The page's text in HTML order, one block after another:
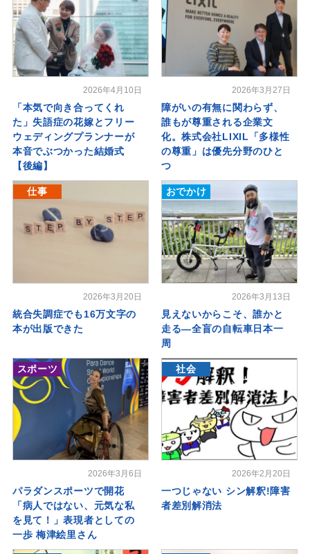
2026年4月10日
「本気で向き合ってくれ
た」失語症の花嫁とフリー
ウェディングプランナーが
本音でぶつかった結婚式
【後編】
2026年3月27日
障がいの有無に関わらず、
誰もが尊重される企業文
化。株式会社LIXIL「多様性
の尊重」は優先分野のひと
つ
仕事
2026年3月20日
統合失調症でも16万文字の
本が出版できた
おでかけ
2026年3月13日
見えないからこそ、誰かと
走る―全盲の自転車日本一
周
スポーツ
2026年3月6日
パラダンスポーツで開花
「病人ではない、元気な私
を見て！」表現者としての
一歩 梅津絵里さん
社会
2026年2月20日
一つじゃない シン解釈!障害
者差別解消法